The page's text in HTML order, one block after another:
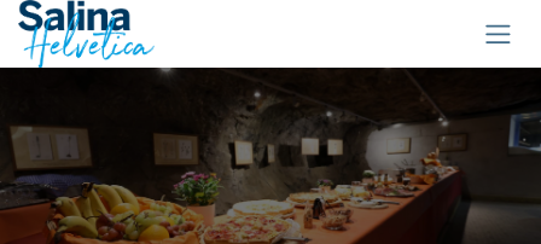
Zum Inhalt springen